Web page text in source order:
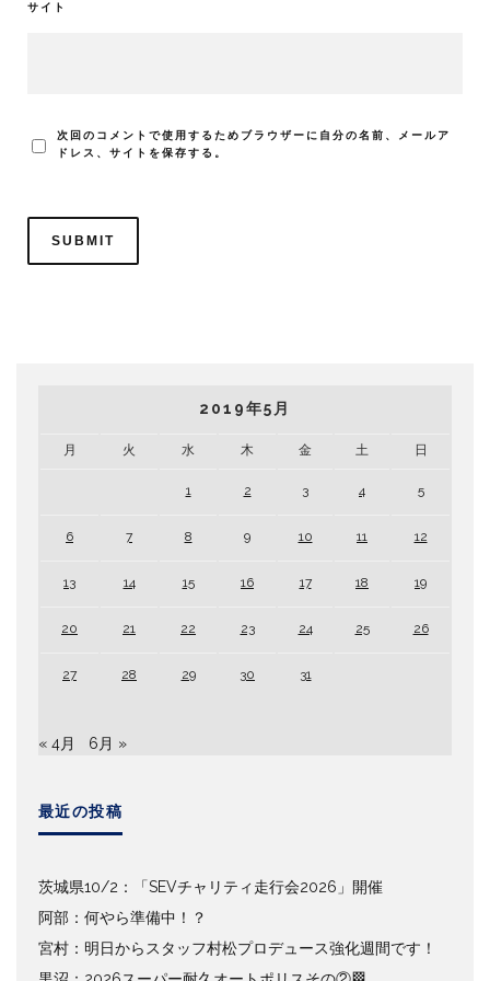
サイト
次回のコメントで使用するためブラウザーに自分の名前、メールア
ドレス、サイトを保存する。
2019年5月
月 火 水 木 金 土 日
1 2 3 4 5
6 7 8 9 10 11 12
13 14 15 16 17 18 19
20 21 22 23 24 25 26
27 28 29 30 31
« 4月 6月 »
最近の投稿
茨城県10/2：「SEVチャリティ走行会2026」開催
阿部：何やら準備中！？
宮村：明日からスタッフ村松プロデュース強化週間です！